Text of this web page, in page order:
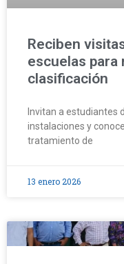
Reciben
escuelas para
clasificación
Invitan a estudiantes
instalaciones y
tratamiento de
13 enero 2026